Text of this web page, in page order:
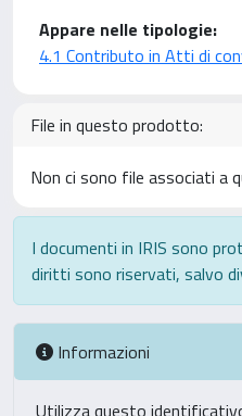
Appare nelle tipologie:
4.1 Contributo in Atti di
File in questo prodotto:
Non ci sono file associati a
I documenti in IRIS sono
diritti sono riservati, salvo
Informazioni
Utilizza questo